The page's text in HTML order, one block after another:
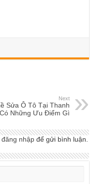
Next
Sửa Ô Tô Tại Thanh
Những Ưu Điểm Gì
đăng nhập để gửi bình luận.